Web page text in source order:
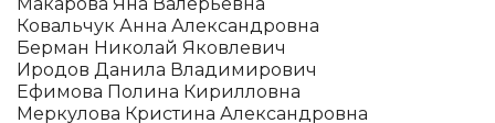
Ковальчук Анна Александровна
Берман Николай Яковлевич
Иродов Данила Владимирович
Ефимова Полина Кирилловна
Меркулова Кристина Александровна